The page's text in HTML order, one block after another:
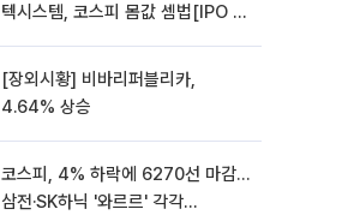
텍시스템, 코스피 몸값 셈법[IPO 엑
[장외시황] 비바리퍼블리카,
4.64% 상승
코스피, 4% 하락에 6270선 마감…
삼전·SK하닉 '와르르' 각각